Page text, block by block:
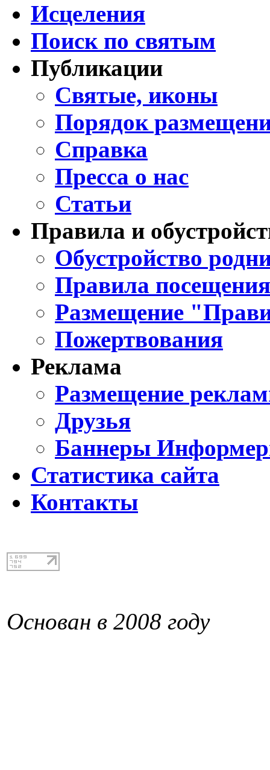
Исцеления
Поиск по святым
Публикации
Святые, иконы
Порядок
Справка
Пресса о нас
Статьи
Правила и
Обустройство
Правила
Размещение
Пожертвования
Реклама
Размещение
Друзья
Баннеры
Статистика сайта
Контакты
Основан в 2008 году